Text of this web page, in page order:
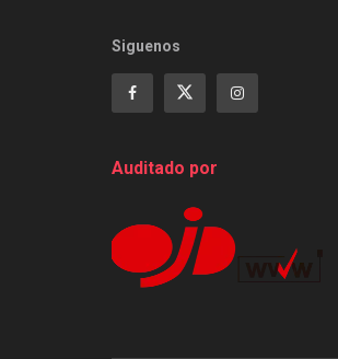
Siguenos
Auditado por